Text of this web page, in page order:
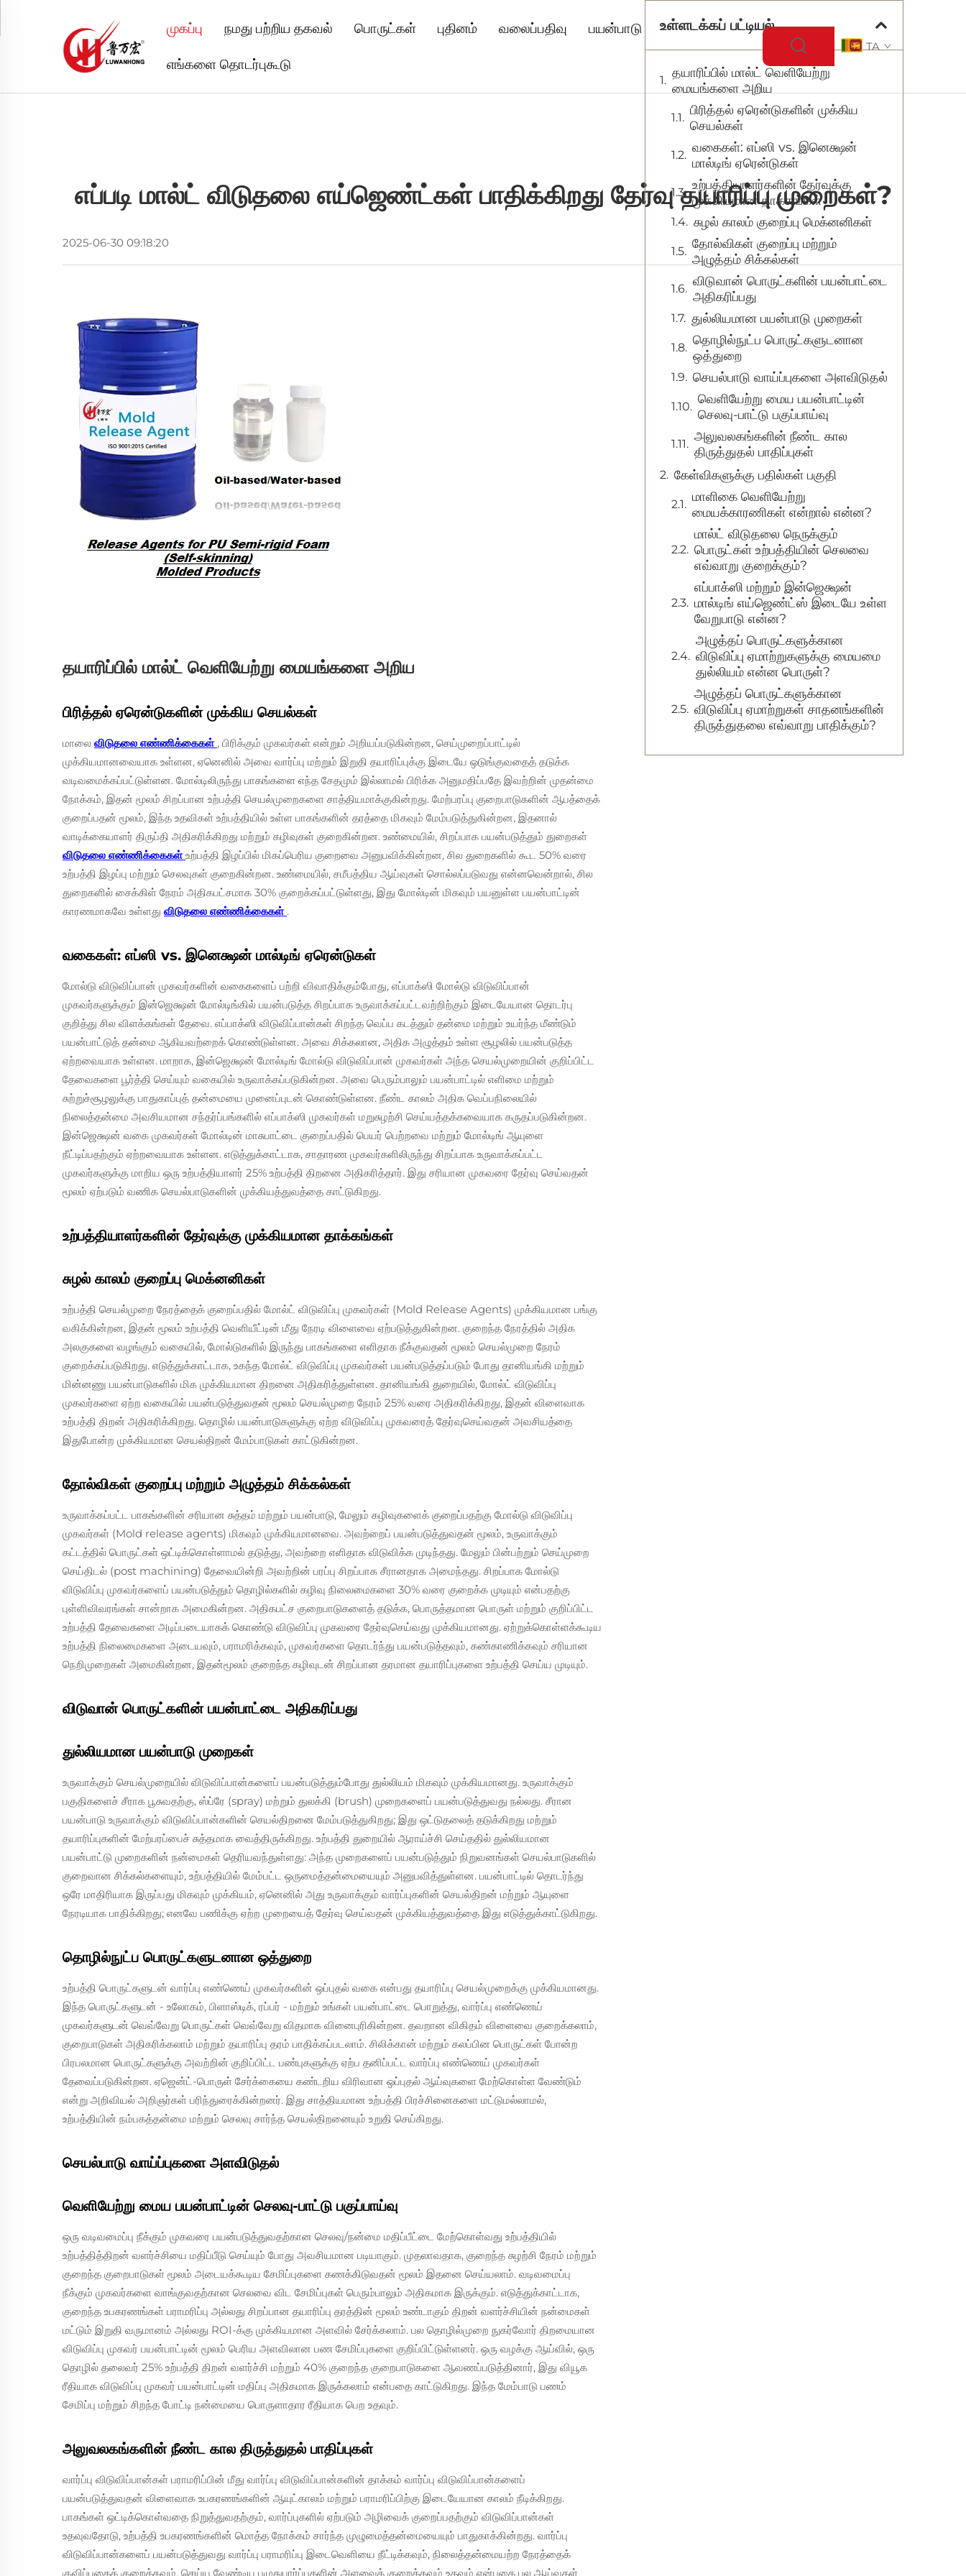
முகப்பு நமது பற்றிய தகவல் பொருட்கள் புதினம் வலைப்பதிவு பயன்பாடு
எங்களை தொடர்புகூடு
TA
எப்படி மால்ட் விடுதலை எய்ஜெண்ட்கள் பாதிக்கிறது தேர்வு தயாரிப்பு முறைகள்?
2025-06-30 09:18:20
தயாரிப்பில் மால்ட் வெளியேற்று மையங்களை அறிய
பிரித்தல் ஏரென்டுகளின் முக்கிய செயல்கள்
மாலை விடுதலை எண்ணிக்கைகள் , பிரிக்கும் முகவர்கள் என்றும் அறியப்படுகின்றன, செய்முறைப்பாட்டில்
முக்கியமானவையாக உள்ளன, ஏனெனில் அவை வார்ப்பு மற்றும் இறுதி தயாரிப்புக்கு இடையே ஒடுங்குவதைத் தடுக்க
வடிவமைக்கப்பட்டுள்ளன. மோல்டிலிருந்து பாகங்களை எந்த சேதமும் இல்லாமல் பிரிக்க அனுமதிப்பதே இவற்றின் முதன்மை
நோக்கம், இதன் மூலம் சிறப்பான உற்பத்தி செயல்முறைகளை சாத்தியமாக்குகின்றது. மேற்பரப்பு குறைபாடுகளின் ஆபத்தைக்
குறைப்பதன் மூலம், இந்த உதவிகள் உற்பத்தியில் உள்ள பாகங்களின் தரத்தை மிகவும் மேம்படுத்துகின்றன, இதனால்
வாடிக்கையாளர் திருப்தி அதிகரிக்கிறது மற்றும் கழிவுகள் குறைகின்றன. உண்மையில், சிறப்பாக பயன்படுத்தும் துறைகள்
விடுதலை எண்ணிக்கைகள்உற்பத்தி இழப்பில் மிகப்பெரிய குறைவை அனுபவிக்கின்றன, சில துறைகளில் கூட 50% வரை
உற்பத்தி இழப்பு மற்றும் செலவுகள் குறைகின்றன. உண்மையில், சமீபத்திய ஆய்வுகள் சொல்லப்படுவது என்னவென்றால், சில
துறைகளில் சைக்கிள் நேரம் அதிகபட்சமாக 30% குறைக்கப்பட்டுள்ளது, இது மோல்டின் மிகவும் பயனுள்ள பயன்பாட்டின்
காரணமாகவே உள்ளது விடுதலை எண்ணிக்கைகள் .
வகைகள்: எப்ஸி vs. இனெக்ஷன் மால்டிங் ஏரென்டுகள்
மோல்டு விடுவிப்பான் முகவர்களின் வகைகளைப் பற்றி விவாதிக்கும்போது, எப்பாக்ஸி மோல்டு விடுவிப்பான்
முகவர்களுக்கும் இன்ஜெக்ஷன் மோல்டிங்கில் பயன்படுத்த சிறப்பாக உருவாக்கப்பட்டவற்றிற்கும் இடையேயான தொடர்பு
குறித்து சில விளக்கங்கள் தேவை. எப்பாக்ஸி விடுவிப்பான்கள் சிறந்த வெப்ப கடத்தும் தன்மை மற்றும் உயர்ந்த மீண்டும்
பயன்பாட்டுத் தன்மை ஆகியவற்றைக் கொண்டுள்ளன. அவை சிக்கலான, அதிக அழுத்தம் உள்ள சூழலில் பயன்படுத்த
ஏற்றவையாக உள்ளன. மாறாக, இன்ஜெக்ஷன் மோல்டிங் மோல்டு விடுவிப்பான் முகவர்கள் அந்த செயல்முறையின் குறிப்பிட்ட
தேவைகளை பூர்த்தி செய்யும் வகையில் உருவாக்கப்படுகின்றன. அவை பெரும்பாலும் பயன்பாட்டில் எளிமை மற்றும்
சுற்றுச்சூழலுக்கு பாதுகாப்புத் தன்மையை முனைப்புடன் கொண்டுள்ளன. நீண்ட காலம் அதிக வெப்பநிலையில்
நிலைத்தன்மை அவசியமான சந்தர்ப்பங்களில் எப்பாக்ஸி முகவர்கள் மறுசுழற்சி செய்யத்தக்கவையாக கருதப்படுகின்றன.
இன்ஜெக்ஷன் வகை முகவர்கள் மோல்டின் மாசுபாட்டை குறைப்பதில் பெயர் பெற்றவை மற்றும் மோல்டிங் ஆயுளை
நீட்டிப்பதற்கும் ஏற்றவையாக உள்ளன. எடுத்துக்காட்டாக, சாதாரண முகவர்களிலிருந்து சிறப்பாக உருவாக்கப்பட்ட
முகவர்களுக்கு மாறிய ஒரு உற்பத்தியாளர் 25% உற்பத்தி திறனை அதிகரித்தார். இது சரியான முகவரை தேர்வு செய்வதன்
மூலம் ஏற்படும் வணிக செயல்பாடுகளின் முக்கியத்துவத்தை காட்டுகிறது.
உற்பத்தியாளர்களின் தேர்வுக்கு முக்கியமான தாக்கங்கள்
சுழல் காலம் குறைப்பு மெக்னனிகள்
உற்பத்தி செயல்முறை நேரத்தைக் குறைப்பதில் மோல்ட் விடுவிப்பு முகவர்கள் (Mold Release Agents) முக்கியமான பங்கு
வகிக்கின்றன, இதன் மூலம் உற்பத்தி வெளியீட்டின் மீது நேரடி விளைவை ஏற்படுத்துகின்றன. குறைந்த நேரத்தில் அதிக
அலகுகளை வழங்கும் வகையில், மோல்டுகளில் இருந்து பாகங்களை எளிதாக நீக்குவதன் மூலம் செயல்முறை நேரம்
குறைக்கப்படுகிறது. எடுத்துக்காட்டாக, உகந்த மோல்ட் விடுவிப்பு முகவர்கள் பயன்படுத்தப்படும் போது தானியங்கி மற்றும்
மின்னணு பயன்பாடுகளில் மிக முக்கியமான திறனை அதிகரித்துள்ளன. தானியங்கி துறையில், மோல்ட் விடுவிப்பு
முகவர்களை ஏற்ற வகையில் பயன்படுத்துவதன் மூலம் செயல்முறை நேரம் 25% வரை அதிகரிக்கிறது, இதன் விளைவாக
உற்பத்தி திறன் அதிகரிக்கிறது. தொழில் பயன்பாடுகளுக்கு ஏற்ற விடுவிப்பு முகவரைத் தேர்வுசெய்வதன் அவசியத்தை
இதுபோன்ற முக்கியமான செயல்திறன் மேம்பாடுகள் காட்டுகின்றன.
தோல்விகள் குறைப்பு மற்றும் அழுத்தம் சிக்கல்கள்
உருவாக்கப்பட்ட பாகங்களின் சரியான சுத்தம் மற்றும் பயன்பாடு, மேலும் கழிவுகளைக் குறைப்பதற்கு மோல்டு விடுவிப்பு
முகவர்கள் (Mold release agents) மிகவும் முக்கியமானவை. அவற்றைப் பயன்படுத்துவதன் மூலம், உருவாக்கும்
கட்டத்தில் பொருட்கள் ஒட்டிக்கொள்ளாமல் தடுத்து, அவற்றை எளிதாக விடுவிக்க முடிந்தது. மேலும் பின்பற்றும் செய்முறை
செய்திடல் (post machining) தேவையின்றி அவற்றின் பரப்பு சிறப்பாக சீரானதாக அமைந்தது. சிறப்பாக மோல்டு
விடுவிப்பு முகவர்களைப் பயன்படுத்தும் தொழில்களில் கழிவு நிலைமைகளை 30% வரை குறைக்க முடியும் என்பதற்கு
புள்ளிவிவரங்கள் சான்றாக அமைகின்றன. அதிகபட்ச குறைபாடுகளைத் தடுக்க, பொருத்தமான பொருள் மற்றும் குறிப்பிட்ட
உற்பத்தி தேவைகளை அடிப்படையாகக் கொண்டு விடுவிப்பு முகவரை தேர்வுசெய்வது முக்கியமானது. ஏற்றுக்கொள்ளக்கூடிய
உற்பத்தி நிலைமைகளை அடையவும், பராமரிக்கவும், முகவர்களை தொடர்ந்து பயன்படுத்தவும், கண்காணிக்கவும் சரியான
நெறிமுறைகள் அமைகின்றன, இதன்மூலம் குறைந்த கழிவுடன் சிறப்பான தரமான தயாரிப்புகளை உற்பத்தி செய்ய முடியும்.
விடுவான் பொருட்களின் பயன்பாட்டை அதிகரிப்பது
துல்லியமான பயன்பாடு முறைகள்
உருவாக்கும் செயல்முறையில் விடுவிப்பான்களைப் பயன்படுத்தும்போது துல்லியம் மிகவும் முக்கியமானது. உருவாக்கும்
பகுதிகளைச் சீராக பூசுவதற்கு, ஸ்ப்ரே (spray) மற்றும் துலக்கி (brush) முறைகளைப் பயன்படுத்துவது நல்லது. சீரான
பயன்பாடு உருவாக்கும் விடுவிப்பான்களின் செயல்திறனை மேம்படுத்துகிறது; இது ஒட்டுதலைத் தடுக்கிறது மற்றும்
தயாரிப்புகளின் மேற்பரப்பைச் சுத்தமாக வைத்திருக்கிறது. உற்பத்தி துறையில் ஆராய்ச்சி செய்ததில் துல்லியமான
பயன்பாட்டு முறைகளின் நன்மைகள் தெரியவந்துள்ளது: அந்த முறைகளைப் பயன்படுத்தும் நிறுவனங்கள் செயல்பாடுகளில்
குறைவான சிக்கல்களையும், உற்பத்தியில் மேம்பட்ட ஒருமைத்தன்மையையும் அனுபவித்துள்ளன. பயன்பாட்டில் தொடர்ந்து
ஒரே மாதிரியாக இருப்பது மிகவும் முக்கியம், ஏனெனில் அது உருவாக்கும் வார்ப்புகளின் செயல்திறன் மற்றும் ஆயுளை
நேரடியாக பாதிக்கிறது; எனவே பணிக்கு ஏற்ற முறையைத் தேர்வு செய்வதன் முக்கியத்துவத்தை இது எடுத்துக்காட்டுகிறது.
தொழில்நுட்ப பொருட்களுடனான ஒத்துறை
உற்பத்தி பொருட்களுடன் வார்ப்பு எண்ணெய் முகவர்களின் ஒப்புதல் வகை என்பது தயாரிப்பு செயல்முறைக்கு முக்கியமானது.
இந்த பொருட்களுடன் - உலோகம், பிளாஸ்டிக், ரப்பர் - மற்றும் உங்கள் பயன்பாட்டை பொறுத்து, வார்ப்பு எண்ணெய்
முகவர்களுடன் வெவ்வேறு பொருட்கள் வெவ்வேறு விதமாக வினைபுரிகின்றன. தவறான விகிதம் விளைவை குறைக்கலாம்,
குறைபாடுகள் அதிகரிக்கலாம் மற்றும் தயாரிப்பு தரம் பாதிக்கப்படலாம். சிலிக்கான் மற்றும் கலப்பின பொருட்கள் போன்ற
பிரபலமான பொருட்களுக்கு அவற்றின் குறிப்பிட்ட பண்புகளுக்கு ஏற்ப தனிப்பட்ட வார்ப்பு எண்ணெய் முகவர்கள்
தேவைப்படுகின்றன. ஏஜென்ட்-பொருள் சேர்க்கையை கண்டறிய விரிவான ஒப்புதல் ஆய்வுகளை மேற்கொள்ள வேண்டும்
என்று அறிவியல் அறிஞர்கள் பரிந்துரைக்கின்றனர். இது சாத்தியமான உற்பத்தி பிரச்சினைகளை மட்டுமல்லாமல்,
உற்பத்தியின் நம்பகத்தன்மை மற்றும் செலவு சார்ந்த செயல்திறனையும் உறுதி செய்கிறது.
செயல்பாடு வாய்ப்புகளை அளவிடுதல்
வெளியேற்று மைய பயன்பாட்டின் செலவு-பாட்டு பகுப்பாய்வு
ஒரு வடிவமைப்பு நீக்கும் முகவரை பயன்படுத்துவதற்கான செலவு/நன்மை மதிப்பீட்டை மேற்கொள்வது உற்பத்தியில்
உற்பத்தித்திறன் வளர்ச்சியை மதிப்பீடு செய்யும் போது அவசியமான படியாகும். முதலாவதாக, குறைந்த சுழற்சி நேரம் மற்றும்
குறைந்த குறைபாடுகள் மூலம் அடையக்கூடிய சேமிப்புகளை கணக்கிடுவதன் மூலம் இதனை செய்யலாம். வடிவமைப்பு
நீக்கும் முகவர்களை வாங்குவதற்கான செலவை விட சேமிப்புகள் பெரும்பாலும் அதிகமாக இருக்கும். எடுத்துக்காட்டாக,
குறைந்த உபகரணங்கள் பராமரிப்பு அல்லது சிறப்பான தயாரிப்பு தரத்தின் மூலம் உண்டாகும் திறன் வளர்ச்சியின் நன்மைகள்
மட்டும் இறுதி வருமானம் அல்லது ROI-க்கு முக்கியமான அளவில் சேர்க்கலாம். பல தொழில்முறை நுகர்வோர் திறமையான
விடுவிப்பு முகவர் பயன்பாட்டின் மூலம் பெரிய அளவிலான பண சேமிப்புகளை குறிப்பிட்டுள்ளனர். ஒரு வழக்கு ஆய்வில், ஒரு
தொழில் தலைவர் 25% உற்பத்தி திறன் வளர்ச்சி மற்றும் 40% குறைந்த குறைபாடுகளை ஆவணப்படுத்தினார், இது வியூக
ரீதியாக விடுவிப்பு முகவர் பயன்பாட்டின் மதிப்பு அதிகமாக இருக்கலாம் என்பதை காட்டுகிறது. இந்த மேம்பாடு பணம்
சேமிப்பு மற்றும் சிறந்த போட்டி நன்மையை பொருளாதார ரீதியாக பெற உதவும்.
அலுவலகங்களின் நீண்ட கால திருத்துதல் பாதிப்புகள்
வார்ப்பு விடுவிப்பான்கள் பராமரிப்பின் மீது வார்ப்பு விடுவிப்பான்களின் தாக்கம் வார்ப்பு விடுவிப்பான்களைப்
பயன்படுத்துவதன் விளைவாக உபகரணங்களின் ஆயுட்காலம் மற்றும் பராமரிப்பிற்கு இடையேயான காலம் நீடிக்கிறது.
பாகங்கள் ஒட்டிக்கொள்வதை நிறுத்துவதற்கும், வார்ப்புகளில் ஏற்படும் அழிவைக் குறைப்பதற்கும் விடுவிப்பான்கள்
உதவுவதோடு, உற்பத்தி உபகரணங்களின் மொத்த நோக்கம் சார்ந்த முழுமைத்தன்மையையும் பாதுகாக்கின்றது. வார்ப்பு
விடுவிப்பான்களைப் பயன்படுத்துவது வார்ப்பு பராமரிப்பு இடைவெளியை நீட்டிக்கவும், நிலைத்தன்மையற்ற நேரத்தைக்
குவிப்பதைக் குறைக்கவும், செய்ய வேண்டிய பழுதுபார்ப்புகளின் அளவைக் குறைக்கவும் உதவும் என்பதை பல ஆய்வுகள்
உள்ளடக்கப் பட்டியல்
தயாரிப்பில் மால்ட் வெளியேற்று
மையங்களை அறிய
பிரித்தல் ஏரென்டுகளின் முக்கிய
செயல்கள்
வகைகள்: எப்ஸி vs. இனெக்ஷன்
மால்டிங் ஏரென்டுகள்
உற்பத்தியாளர்களின் தேர்வுக்கு
முக்கியமான தாக்கங்கள்
சுழல் காலம் குறைப்பு மெக்னனிகள்
தோல்விகள் குறைப்பு மற்றும்
அழுத்தம் சிக்கல்கள்
விடுவான் பொருட்களின் பயன்பாட்டை
அதிகரிப்பது
துல்லியமான பயன்பாடு முறைகள்
தொழில்நுட்ப பொருட்களுடனான
ஒத்துறை
செயல்பாடு வாய்ப்புகளை அளவிடுதல்
வெளியேற்று மைய பயன்பாட்டின்
செலவு-பாட்டு பகுப்பாய்வு
அலுவலகங்களின் நீண்ட கால
திருத்துதல் பாதிப்புகள்
கேள்விகளுக்கு பதில்கள் பகுதி
மாளிகை வெளியேற்று
மையக்காரணிகள் என்றால் என்ன?
மால்ட் விடுதலை நெருக்கும்
பொருட்கள் உற்பத்தியின் செலவை
எவ்வாறு குறைக்கும்?
எப்பாக்ஸி மற்றும் இன்ஜெக்ஷன்
மால்டிங் எய்ஜெண்ட்ஸ் இடையே உள்ள
வேறுபாடு என்ன?
அழுத்தப் பொருட்களுக்கான
விடுவிப்பு ஏமாற்றுகளுக்கு மையமை
துல்லியம் என்ன பொருள்?
அழுத்தப் பொருட்களுக்கான
விடுவிப்பு ஏமாற்றுகள் சாதனங்களின்
திருத்துதலை எவ்வாறு பாதிக்கும்?